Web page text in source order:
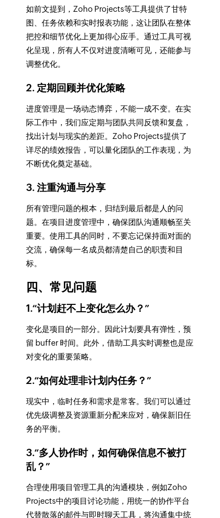
如前文提到，Zoho Projects等工具提供了甘特
图、任务依赖和实时报表功能，这让团队在整体
把控和细节优化上更加得心应手。通过工具可视
化呈现，所有人不仅对进度清晰可见，还能参与
调整优化。
2. 定期回顾并优化策略
进度管理是一场动态博弈，不能一成不变。在实
际工作中，我们应定期与团队共同反馈和复盘，
找出计划与现实的差距。Zoho Projects提供了
详尽的绩效报告，可以量化团队的工作表现，为
不断优化奠定基础。
3. 注重沟通与分享
所有管理问题的根本，归结到最后都是人的问
题。在项目进度管理中，确保团队沟通顺畅至关
重要。使用工具的同时，不要忘记保持面对面的
交流，确保每一名成员都清楚自己的职责和目
标。
四、常见问题
1.“计划赶不上变化怎么办？”
变化是项目的一部分。因此计划要具有弹性，预
留 buffer 时间。此外，借助工具实时调整也是应
对变化的重要策略。
2.“如何处理非计划内任务？”
现实中，临时任务和需求是常客。我们可以通过
优先级调整及资源重新分配来应对，确保新旧任
务的平衡。
3.“多人协作时，如何确保信息不被打
乱？”
合理使用项目管理工具的沟通模块，例如Zoho
Projects中的项目讨论功能，用统一的协作平台
代替散落的邮件与即时聊天工具，将沟通集中统